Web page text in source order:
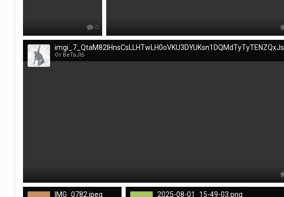
0
От BeTaJIb
IMG_0782.jpeg 2025-08-01_15-49-03.png